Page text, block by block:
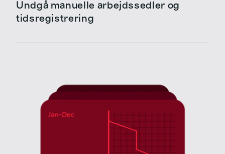
Undgå manuelle arbejdssedler og
tidsregistrering